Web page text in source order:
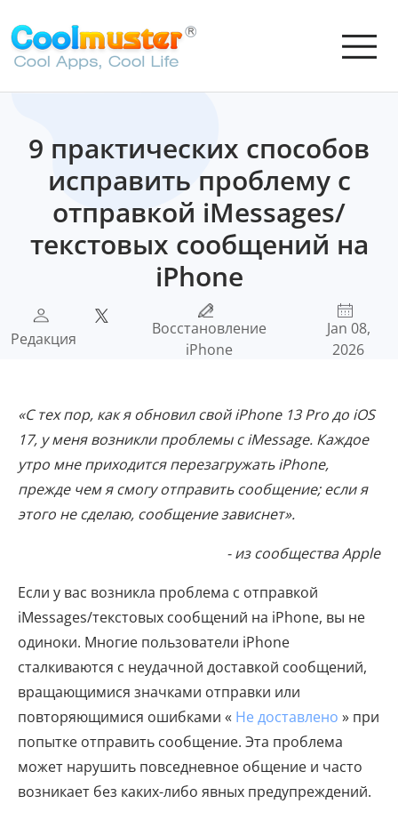
9 практических способов
исправить проблему с
отправкой iMessages/
текстовых сообщений на
iPhone
Редакция
Восстановление
iPhone
Jan 08,
2026
«С тех пор, как я обновил свой iPhone 13 Pro до iOS
17, у меня возникли проблемы с iMessage. Каждое
утро мне приходится перезагружать iPhone,
прежде чем я смогу отправить сообщение; если я
этого не сделаю, сообщение зависнет».
- из сообщества Apple
Если у вас возникла проблема с отправкой
iMessages/текстовых сообщений на iPhone, вы не
одиноки. Многие пользователи iPhone
сталкиваются с неудачной доставкой сообщений,
вращающимися значками отправки или
повторяющимися ошибками « Не доставлено » при
попытке отправить сообщение. Эта проблема
может нарушить повседневное общение и часто
возникает без каких-либо явных предупреждений.